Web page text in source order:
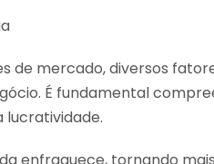
de mercado, diversos
É fundamental
lucratividade.